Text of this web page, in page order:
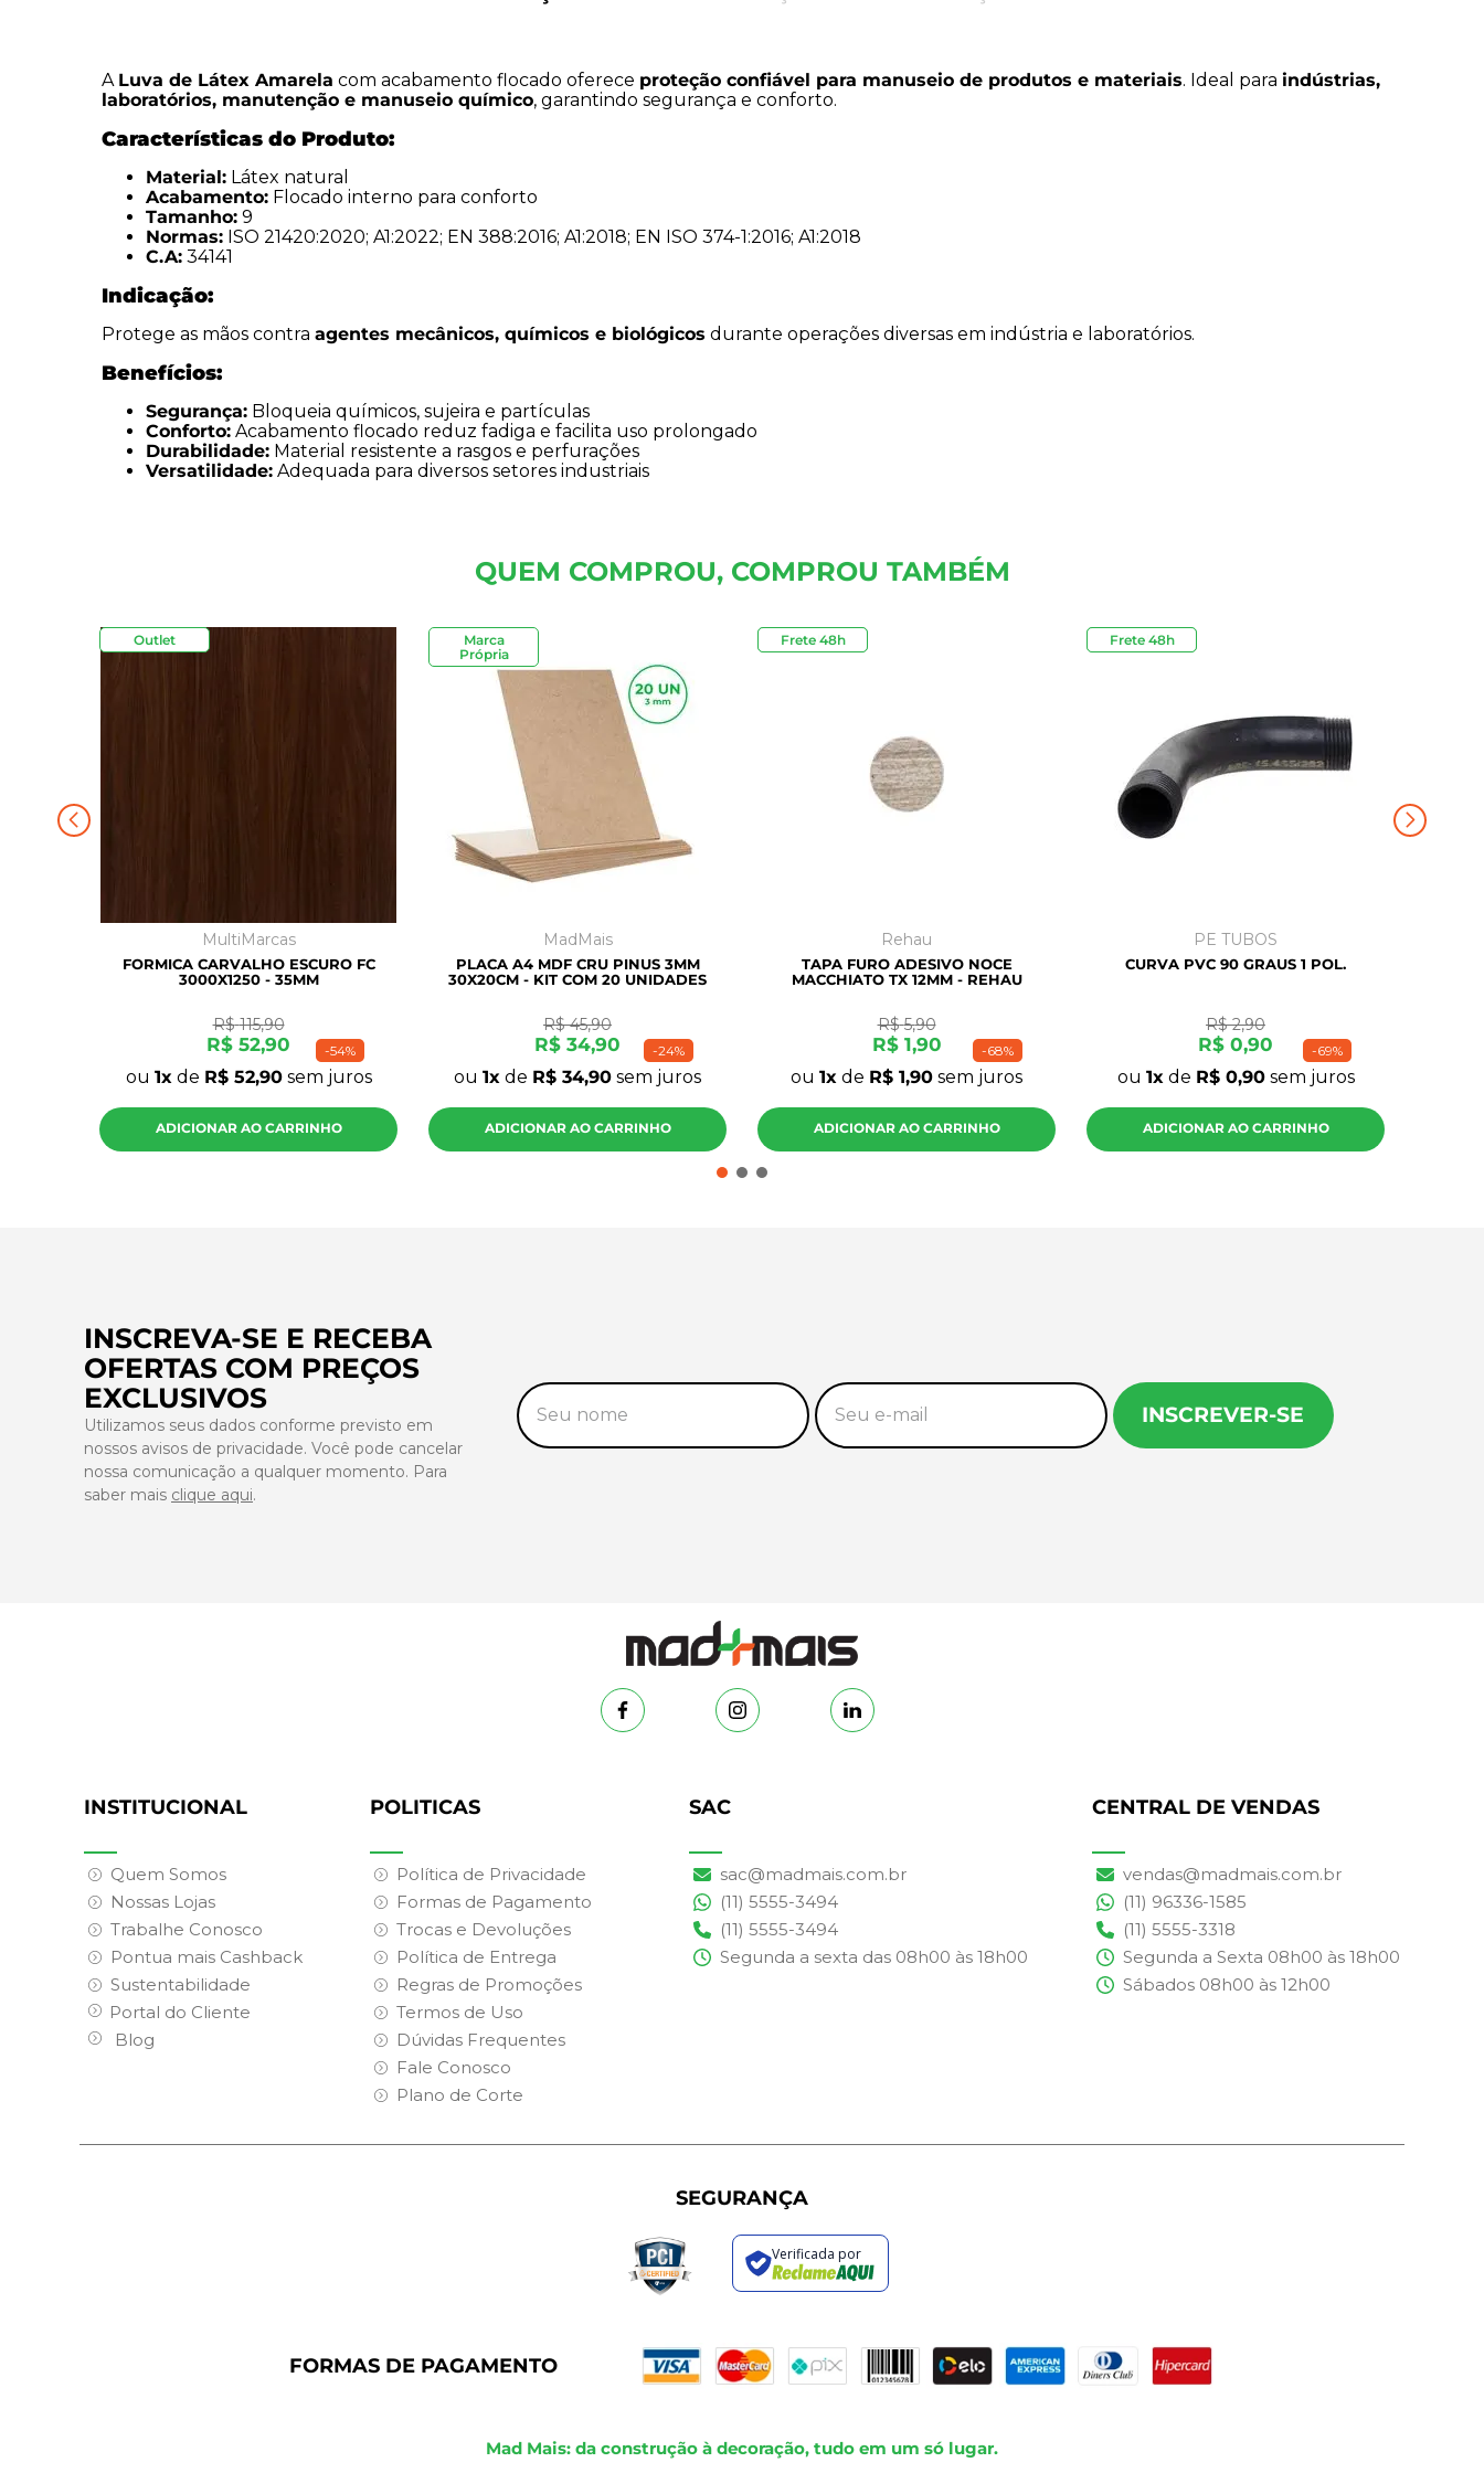
Versatilidade:Adequada para diversos setores industriais
A Luva de Látex Amarela com acabamento flocado oferece proteção confiável para manuseio de produtos e materiais. Ideal para indústrias,
laboratórios, manutenção e manuseio químico, garantindo segurança e conforto.
Características do Produto:
Material: Látex natural
Acabamento: Flocado interno para conforto
Tamanho: 9
Normas: ISO 21420:2020; A1:2022; EN 388:2016; A1:2018; EN ISO 374-1:2016; A1:2018
C.A: 34141
Indicação:
Protege as mãos contra agentes mecânicos, químicos e biológicos durante operações diversas em indústria e laboratórios.
Benefícios:
Segurança: Bloqueia químicos, sujeira e partículas
Conforto: Acabamento flocado reduz fadiga e facilita uso prolongado
Durabilidade: Material resistente a rasgos e perfurações
Versatilidade: Adequada para diversos setores industriais
QUEM COMPROU, COMPROU TAMBÉM
-54%
Outlet
MultiMarcas
FORMICA CARVALHO ESCURO FC
3000X1250 - 35MM
R$ 115,90
R$ 52,90
ou 1 de R$ 52,90sem juros
ADICIONAR AO CARRINHO
-24%
Marca
Própria
MadMais
PLACA A4 MDF CRU PINUS 3MM
30X20CM - KIT COM 20 UNIDADES
R$ 45,90
R$ 34,90
ou1 de R$ 34,90 sem juros
ADICIONAR AO CARRINHO
-68%
Outlet
Frete 48h
Rehau
TAPA FURO ADESIVO NOCE
MACCHIATO TX 12MM - REHAU
R$ 5,90
R$ 1,90
ou1 de R$ 1,90 sem juros
ADICIONAR AO CARRINHO
-69%
Outlet
Frete 48h
PE TUBOS
CURVA PVC 90 GRAUS 1 POL.
R$ 2,90
R$ 0,90
ou 1 de R$ 0,90sem juros
ADICIONAR AO CARRINHO
INSCREVA-SE E RECEBA
OFERTAS COM PREÇOS
EXCLUSIVOS
Utilizamos seus dados conforme previsto em
nossos avisos de privacidade. Você pode cancelar
nossa comunicação a qualquer momento. Para
saber mais clique aqui.
INSCREVER-SE
INSTITUCIONAL
Quem Somos
Nossas Lojas
Trabalhe Conosco
Pontua mais Cashback
Sustentabilidade
Portal do Cliente
Blog
POLITICAS
Política de Privacidade
Formas de Pagamento
Trocas e Devoluções
Política de Entrega
Regras de Promoções
Termos de Uso
Dúvidas Frequentes
Fale Conosco
Plano de Corte
SAC
sac@madmais.com.br
(11) 5555-3494
(11) 5555-3494
Segunda a sexta das 08h00 às 18h00
CENTRAL DE VENDAS
vendas@madmais.com.br
(11) 96336-1585
(11) 5555-3318
Segunda a Sexta 08h00 às 18h00
Sábados 08h00 às 12h00
SEGURANÇA
Verificada por
FORMAS DE PAGAMENTO
Mad Mais: da construção à decoração, tudo em um só lugar.